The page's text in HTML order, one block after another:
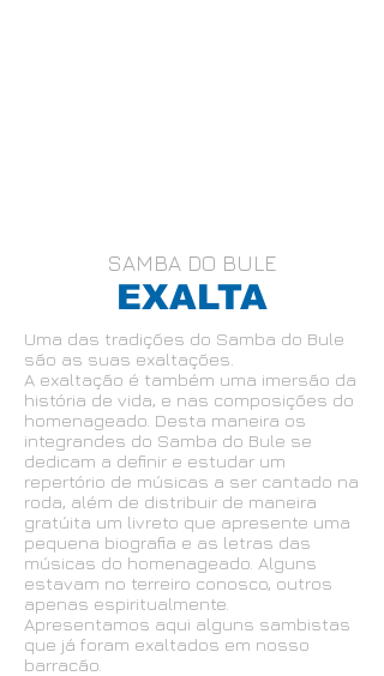
SAMBA DO BULE
EXALTA
Uma das tradições do Samba do Bule
são as suas exaltações.
A exaltação é também uma imersão da
história de vida, e nas composições do
homenageado. Desta maneira os
integrandes do Samba do Bule se
dedicam a definir e estudar um
repertório de músicas a ser cantado na
roda, além de distribuir de maneira
gratúita um livreto que apresente uma
pequena biografia e as letras das
músicas do homenageado. Alguns
estavam no terreiro conosco, outros
apenas espiritualmente.
Apresentamos aqui alguns sambistas
que já foram exaltados em nosso
barracão.